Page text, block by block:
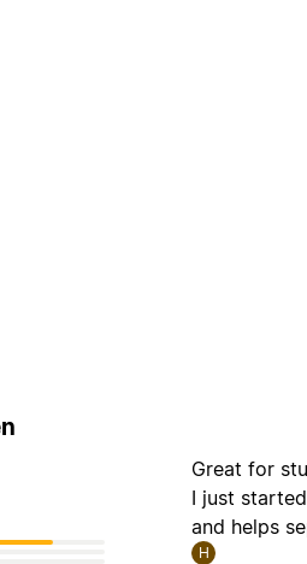
Great for
I just
and helps
H